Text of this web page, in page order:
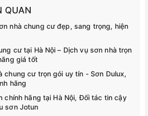
QUAN
nhà chung cư đẹp, sang trọng, hiện
cư tại Hà Nội – Dịch vụ sơn nhà trọn
giá tốt
chung cư trọn gói uy tín - Sơn Dulux,
hãng
chính hãng tại Hà Nội, Đối tác tin cậy
sơn Jotun